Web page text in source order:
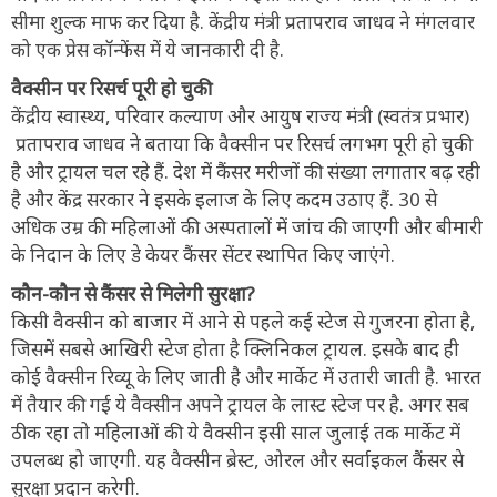
सीमा शुल्क माफ कर दिया है. केंद्रीय मंत्री प्रतापराव जाधव ने मंगलवार
को एक प्रेस कॉन्फेंस में ये जानकारी दी है.
वैक्सीन पर रिसर्च पूरी हो चुकी
केंद्रीय स्वास्थ्य, परिवार कल्याण और आयुष राज्य मंत्री (स्वतंत्र प्रभार)
प्रतापराव जाधव ने बताया कि वैक्सीन पर रिसर्च लगभग पूरी हो चुकी
है और ट्रायल चल रहे हैं. देश में कैंसर मरीजों की संख्या लगातार बढ़ रही
है और केंद्र सरकार ने इसके इलाज के लिए कदम उठाए हैं. 30 से
अधिक उम्र की महिलाओं की अस्पतालों में जांच की जाएगी और बीमारी
के निदान के लिए डे केयर कैंसर सेंटर स्थापित किए जाएंगे.
कौन-कौन से कैंसर से मिलेगी सुरक्षा?
किसी वैक्सीन को बाजार में आने से पहले कई स्टेज से गुजरना होता है,
जिसमें सबसे आखिरी स्टेज होता है क्लिनिकल ट्रायल. इसके बाद ही
कोई वैक्सीन रिव्यू के लिए जाती है और मार्केट में उतारी जाती है. भारत
में तैयार की गई ये वैक्सीन अपने ट्रायल के लास्ट स्टेज पर है. अगर सब
ठीक रहा तो महिलाओं की ये वैक्सीन इसी साल जुलाई तक मार्केट में
उपलब्ध हो जाएगी. यह वैक्सीन ब्रेस्ट, ओरल और सर्वाइकल कैंसर से
सुरक्षा प्रदान करेगी.